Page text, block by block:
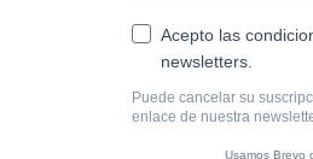
Acepto las
newsletters.
Puede cancelar su
enlace de nuestra
Usamos Brevo